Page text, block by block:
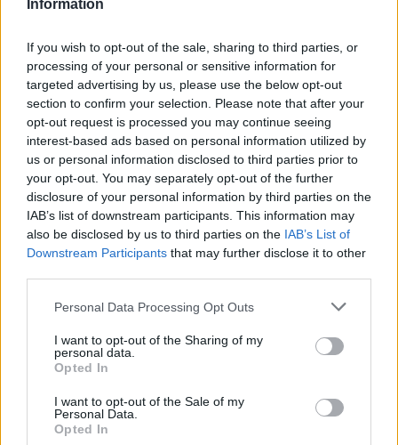
Information
If you wish to opt-out of the sale, sharing to third parties, or
processing of your personal or sensitive information for
targeted advertising by us, please use the below opt-out
section to confirm your selection. Please note that after your
opt-out request is processed you may continue seeing
interest-based ads based on personal information utilized by
us or personal information disclosed to third parties prior to
your opt-out. You may separately opt-out of the further
disclosure of your personal information by third parties on the
IAB’s list of downstream participants. This information may
also be disclosed by us to third parties on the IAB’s List of
Downstream Participants that may further disclose it to other
Please note that this website/app uses one or more Google
not limited to your visit or usage behaviour. You may click to
grant or deny consent to Google and its third-party tags to
use your data for below specified purposes in below Google
consent section.
Personal Data Processing Opt Outs
I want to opt-out of the Sharing of my
personal data.
Opted In
I want to opt-out of the Sale of my
Personal Data.
Opted In
Κατασχεμένα ακίνητα: Νέα διαδικασία για την άρση της
κατάσχεσης από την ΑΑΔΕ
01/08/2026 - 18:06